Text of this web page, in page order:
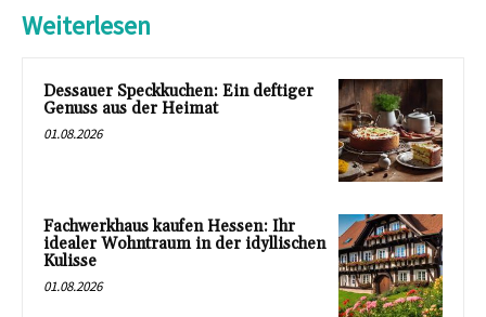
Weiterlesen
Dessauer Speckkuchen: Ein deftiger
Genuss aus der Heimat
01.08.2026
Fachwerkhaus kaufen Hessen: Ihr
idealer Wohntraum in der idyllischen
Kulisse
01.08.2026